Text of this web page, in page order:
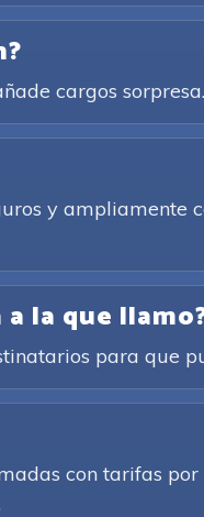
cargos sorpresa.
y ampliamente
la que
para que
con tarifas